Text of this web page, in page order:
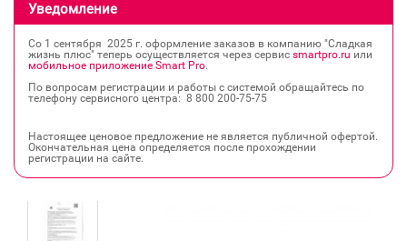
Уведомление
Со 1 сентября 2025 г. оформление заказов в компанию "Сладкая
жизнь плюс" теперь осуществляется через сервис smartpro.ru или
мобильное приложение Smart Pro.
По вопросам регистрации и работы с системой обращайтесь по
телефону сервисного центра: 8 800 200‐75‐75
Настоящее ценовое предложение не является публичной офертой.
Окончательная цена определяется после прохождении
регистрации на сайте.